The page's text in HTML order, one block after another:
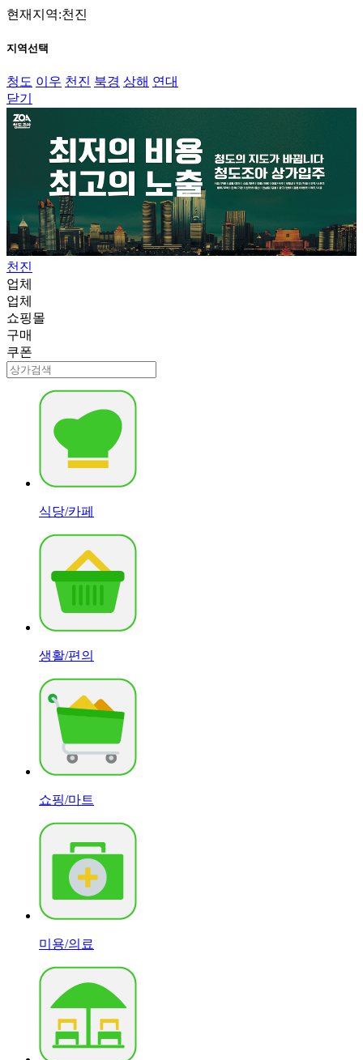
현재지역:천진
지역선택
청도 이우 천진 북경 상해 연대
닫기
천진
업체
업체
쇼핑몰
구매
쿠폰
식당/카페
생활/편의
쇼핑/마트
미용/의료